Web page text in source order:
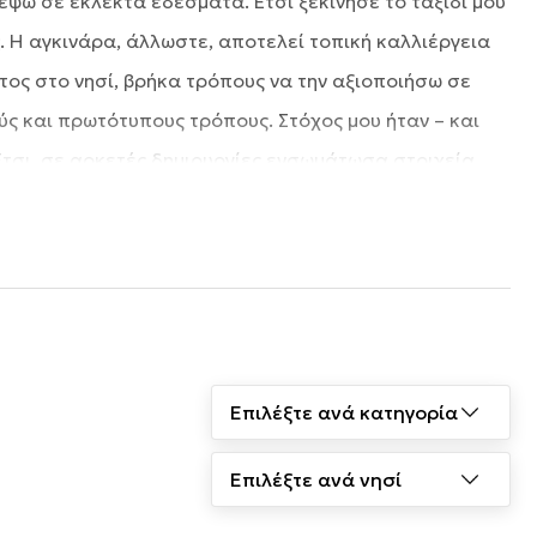
αγκινάρα, άλλωστε, αποτελεί τοπική καλλιέργεια
στο νησί, βρήκα τρόπους να την αξιοποιήσω σε
και πρωτότυπους τρόπους. Στόχος μου ήταν – και
σε αρκετές δημιουργίες ενσωμάτωσα στοιχεία
αλλοιώνεται η αυθεντικότητα της παράδοσης.Με